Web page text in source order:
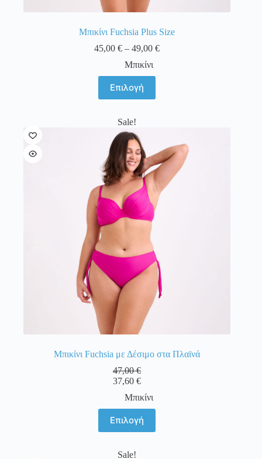
Μπικίνι Fuchsia Plus Size
45,00€ – 49,00€Price
Μπικίνι
Επιλογή
το
προϊόν
πολλαπλές
παραλλαγές.
Οι
επιλογές
μπορούν
να
επιλεγούν
στη
σελίδα
του
προϊόντος
Sale!
Μπικίνι Fuchsia με Δέσιμο στα Πλαϊνά
47,00€
37,60€
Μπικίνι
Επιλογή
το
προϊόν
πολλαπλές
Sale!